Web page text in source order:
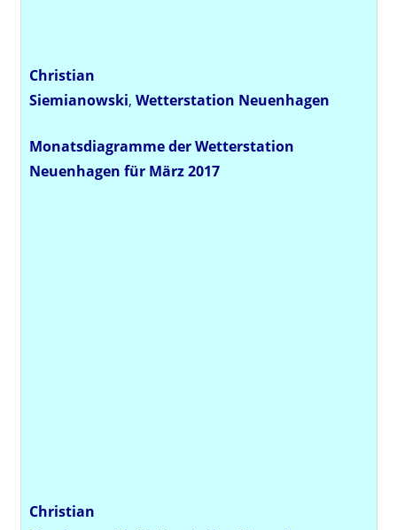
Christian
Siemianowski,Wetterstation Neuenhagen
Monatsdiagramme der Wetterstation
Neuenhagen für März 2017
Christian